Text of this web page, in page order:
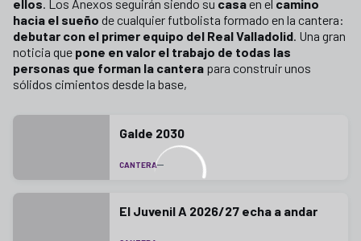
ellos. Los Anexos seguirán siendo su casaen el camino
hacia el sueño de cualquier futbolista formado en la cantera:
debutar con el primer equipo del Real Valladolid. Una gran
noticia que pone en valor el trabajo de todas las
personas que forman la cantera para construir unos
sólidos cimientos desde la base,
Galde 2030
CANTERA
El Juvenil A 2026/27 echa a andar